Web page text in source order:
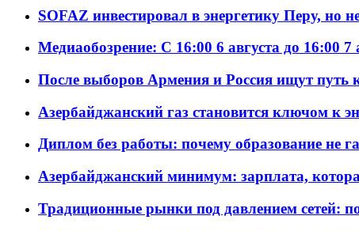
SOFAZ инвестировал в энергетику Перу, но
Медиаобозрение: С 16:00 6 августа до 16:00 7
После выборов Армения и Россия ищут путь
Азербайджанский газ становится ключом к
Диплом без работы: почему образование не
Азербайджанский минимум: зарплата,
Традиционные рынки под давлением сетей: